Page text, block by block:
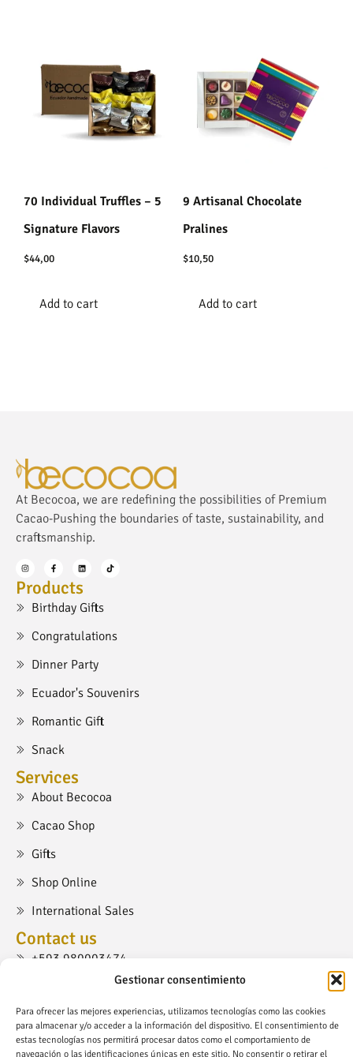
Gestionar consentimiento
Para ofrecer las mejores experiencias, utilizamos tecnologías como las cookies
para almacenar y/o acceder a la información del dispositivo. El consentimiento de
estas tecnologías nos permitirá procesar datos como el comportamiento de
navegación o las identificaciones únicas en este sitio. No consentir o retirar el
70 Individual Truffles – 5
Signature Flavors
$44,00
Add to cart
9 Artisanal Chocolate
Pralines
$10,50
Add to cart
At Becocoa, we are redefining the possibilities of Premium
Cacao-Pushing the boundaries of taste, sustainability, and
craftsmanship.
Products
Birthday Gifts
Congratulations
Dinner Party
Ecuador's Souvenirs
Romantic Gift
Snack
Services
About Becocoa
Cacao Shop
Gifts
Shop Online
International Sales
Contact us
+593 980003474
cacaoshop@becocoa.com
Ruta Viva, Cumbayá, Quito.